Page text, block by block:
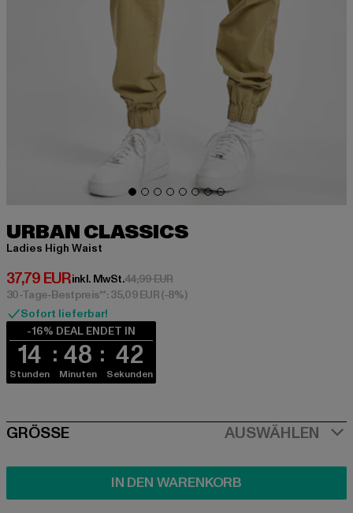
URBAN CLASSICS
Ladies High Waist
37,79 EUR
Derzeitiger Preis: 37,79 EUR
inkl. MwSt.44,99 EURAktionspreis: 44,99 EUR
30-Tage-Bestpreis**: 35,09 EUR(-8%)
Sofort lieferbar!
-16% DEAL ENDET IN
14
Stunden
48
Minuten
41
Sekunden
SIZE
GRÖSSE AUSWÄHLEN
IN DEN WARENKORB